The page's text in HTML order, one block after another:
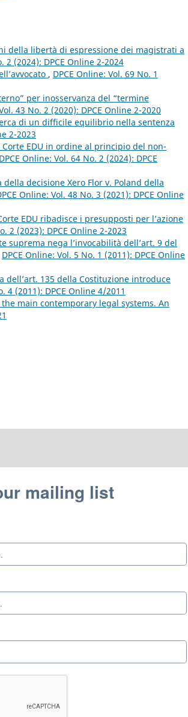
della libertà di espressione dei magistrati a
2 (2024): DPCE Online 2-2024
, DPCE Online: Vol. 69 No. 1
per inosservanza del “termine
43 No. 2 (2020): DPCE Online 2-2020
di un difficile equilibrio nella sentenza
2-2023
EDU in ordine al principio del non-
DPCE Online: Vol. 64 No. 2 (2024): DPCE
decisione Xero Flor v. Poland della
Online: Vol. 48 No. 3 (2021): DPCE Online
EDU ribadisce i presupposti per l’azione
2 (2023): DPCE Online 2-2023
suprema nega l’invocabilità dell’art. 9 del
DPCE Online: Vol. 5 No. 1 (2011): DPCE Online
dell’art. 135 della Costituzione introduce
4 (2011): DPCE Online 4/2011
main contemporary legal systems. An